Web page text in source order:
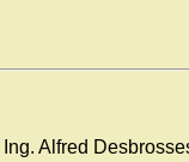
Alfred